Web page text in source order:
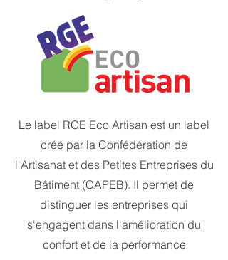
Le label RGE Eco Artisan est un label
créé par la Confédération de
l'Artisanat et des Petites Entreprises du
Bâtiment (CAPEB). Il permet de
distinguer les entreprises qui
s'engagent dans l'amélioration du
confort et de la performance